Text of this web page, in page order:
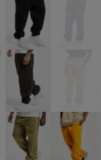
schwarz
braun grün